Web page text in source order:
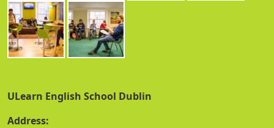
ULearn English School Dublin
Address: